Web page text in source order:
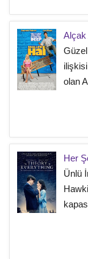
Alçak
olan
Her
Ünlü